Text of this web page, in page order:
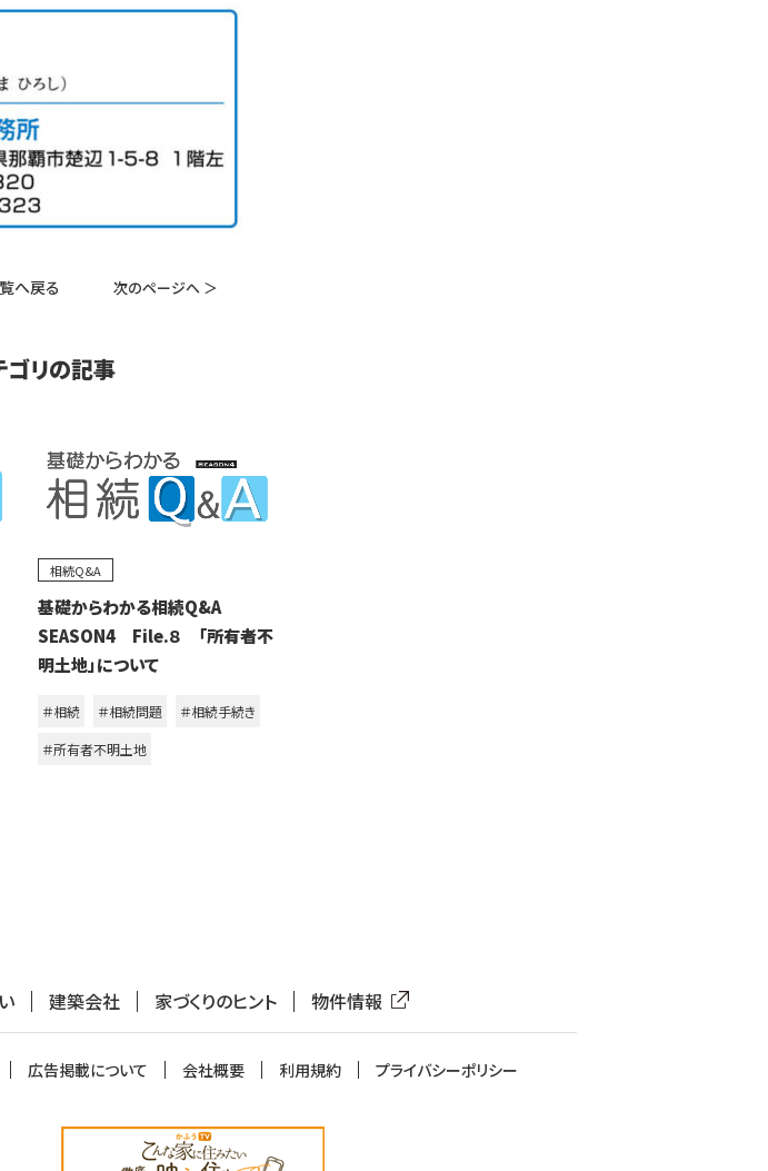
へ戻る 次のページへ ＞
ゴリの記事
相続Q&A
基礎からわかる相続Q&A
SEASON4 File.８ 「所有者不
明土地」について
＃相続 ＃相続問題
＃相続手続き
＃所有者不明土地
建築会社 家づくりのヒント 物件情報
広告掲載について 会社概要 利用規約 プライバシーポリシー